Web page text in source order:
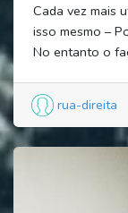
Cada vez mais
isso mesmo –
No entanto o
rua-direita